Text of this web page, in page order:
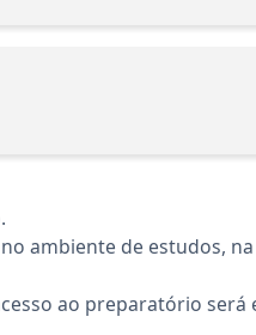
ambiente de estudos,
ao preparatório será